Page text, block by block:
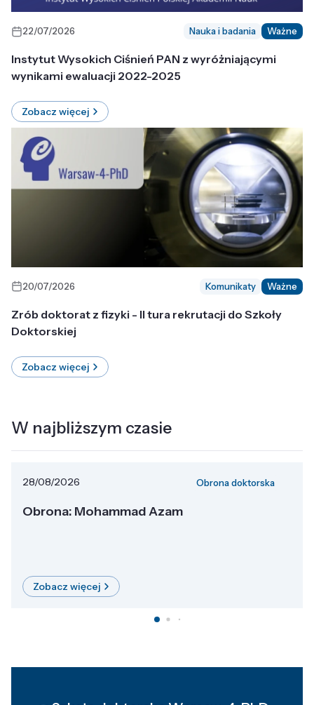
22/07/2026 Nauka i badania Ważne
Instytut Wysokich Ciśnień PAN z wyróżniającymi
wynikami ewaluacji 2022-2025
Zobacz więcej
20/07/2026 Komunikaty Ważne
Zrób doktorat z fizyki - II tura rekrutacji do Szkoły
Doktorskiej
Zobacz więcej
W najbliższym czasie
28/08/2026 Obrona doktorska
Obrona: Mohammad Azam
Zobacz więcej